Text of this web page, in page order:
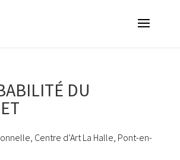
DU
Centre d’Art La Halle, Pont-en-